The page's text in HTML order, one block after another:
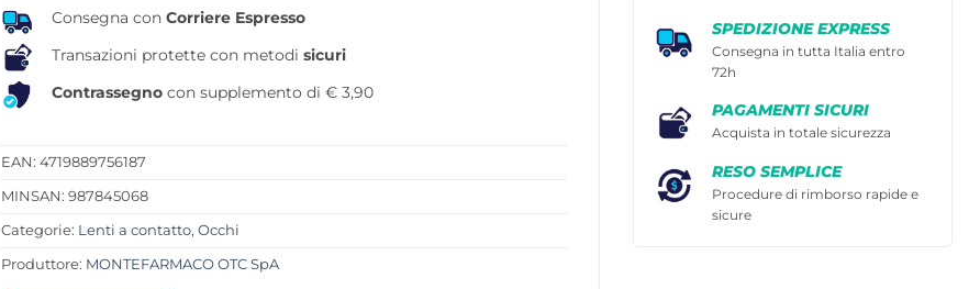
Consegna con Corriere Espresso
Transazioni protette con metodi sicuri
Contrassegno con supplemento di € 3,90
EAN: 4719889756187
MINSAN: 987845068
Categorie: Lenti a contatto, Occhi
Produttore: MONTEFARMACO OTC SpA
SPEDIZIONE EXPRESS
Consegna in tutta Italia entro
72h
PAGAMENTI SICURI
Acquista in totale sicurezza
RESO SEMPLICE
Procedure di rimborso rapide e
sicure